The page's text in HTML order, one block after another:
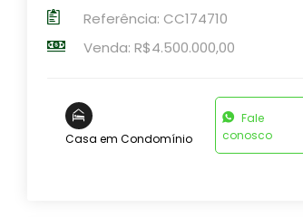
Referência: CC174710
Venda: R$4.500.000,00
Casa em Condomínio
Fale
conosco